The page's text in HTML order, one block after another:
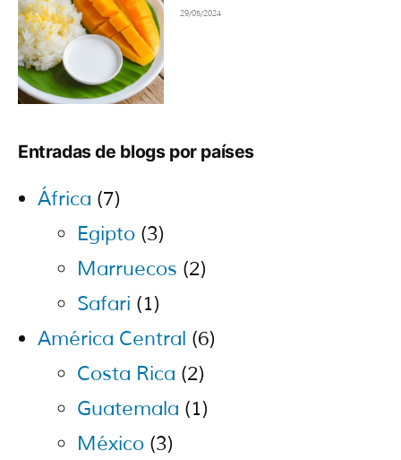
29/05/2024
Entradas de blogs por países
África (7)
Egipto (3)
Marruecos (2)
Safari (1)
América Central (6)
Costa Rica (2)
Guatemala (1)
México (3)